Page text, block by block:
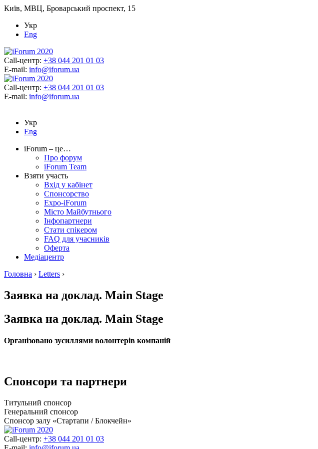
Київ, МВЦ, Броварський проспект, 15
Укр
Eng
Call-центр: +38 044 201 01 03
E-mail: info@iforum.ua
Call-центр: +38 044 201 01 03
E-mail: info@iforum.ua
Укр
Eng
iForum – це…
Про форум
iForum Team
Взяти участь
Вхід у кабінет
Спонсорство
Expo-iForum
Місто Майбутнього
Інфопартнери
Стати спікером
FAQ для учасників
Оферта
Медіацентр
Головна › Letters ›
Заявка на доклад. Main Stage
Заявка на доклад. Main Stage
Організовано зусиллями волонтерів компаній
Спонсори та партнери
Титульний спонсор
Генеральний спонсор
Спонсор залу «Стартапи / Блокчейн»
Call-центр: +38 044 201 01 03